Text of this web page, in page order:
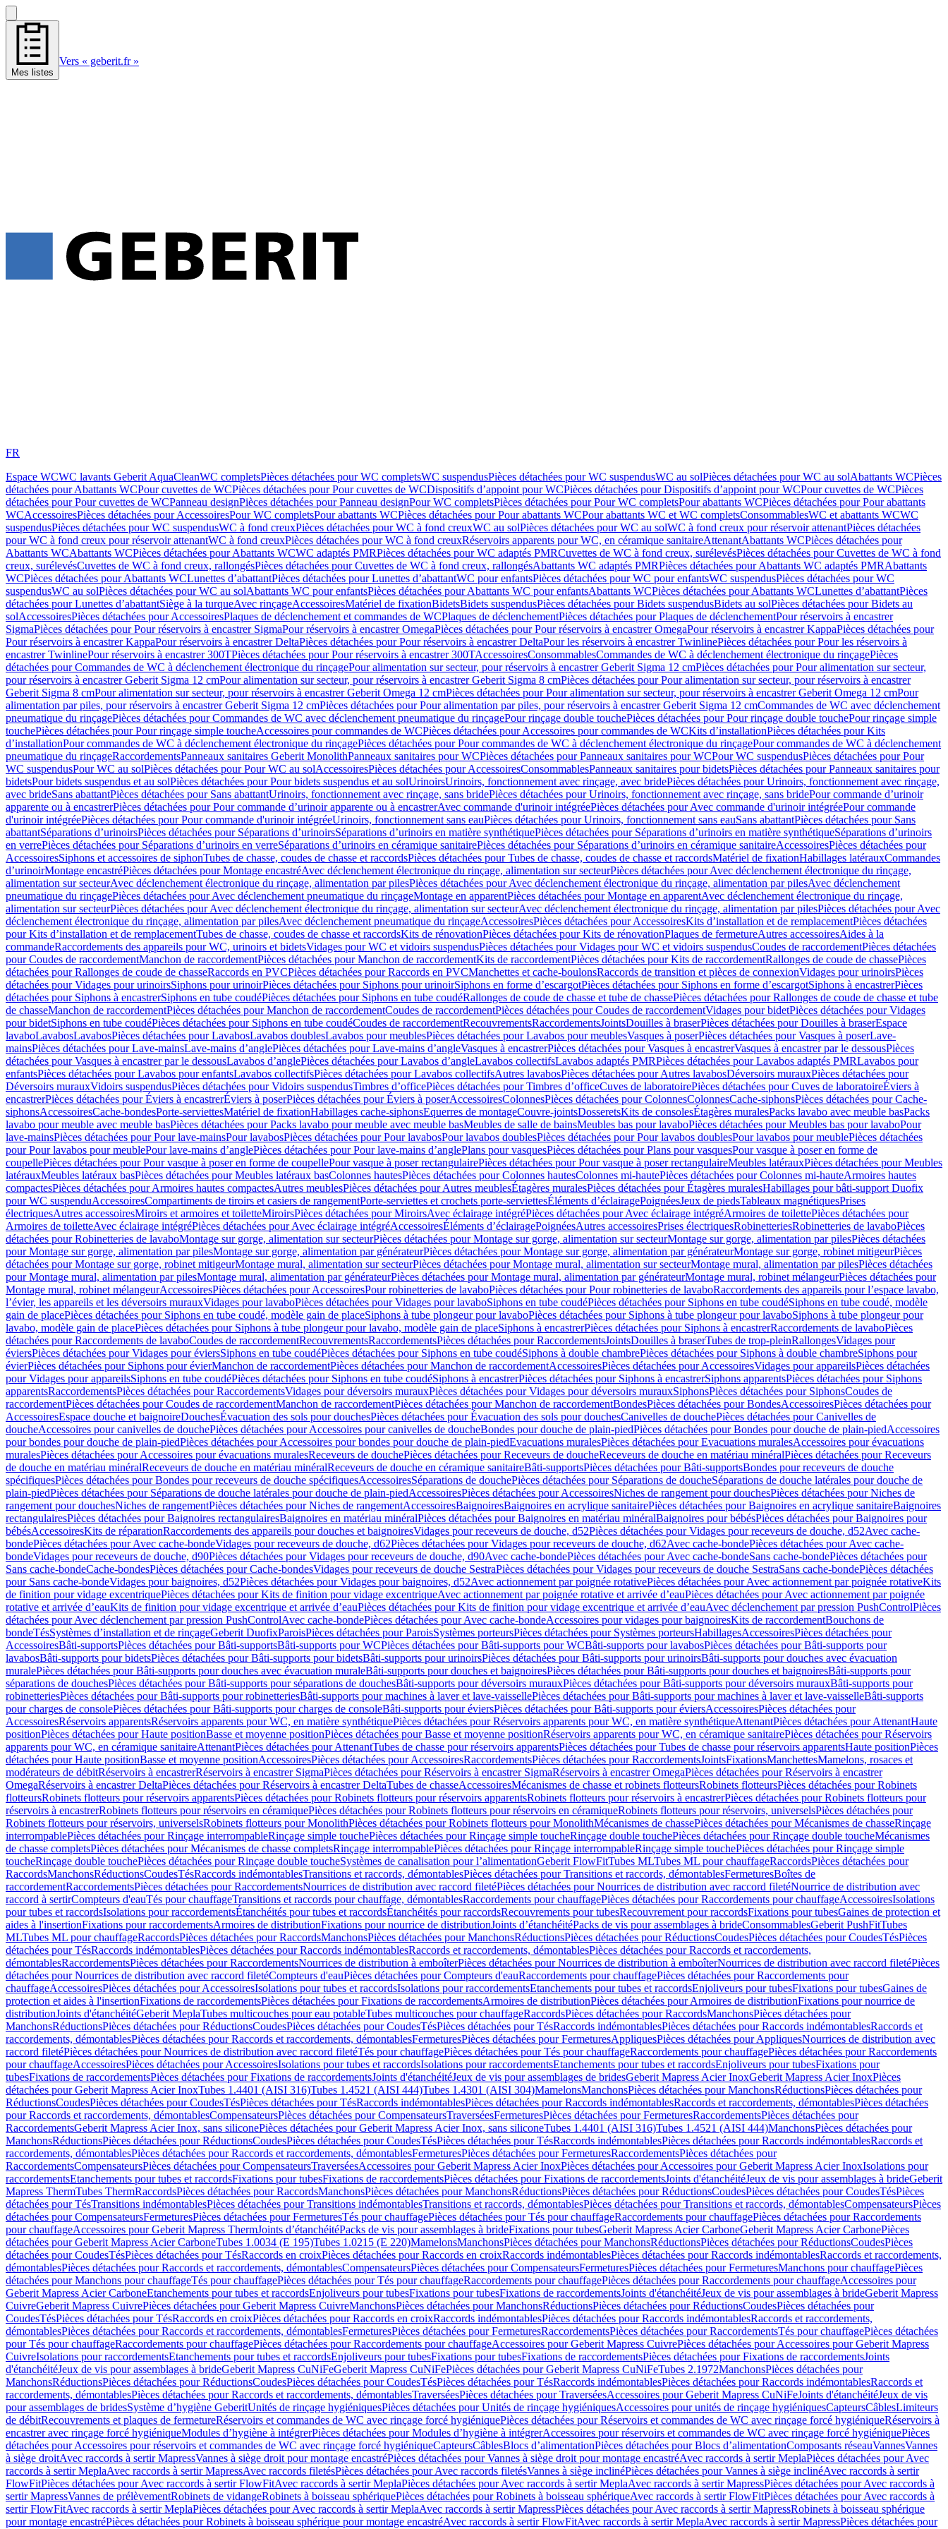
Mes listes
Vers « geberit.fr »
FR
Espace WCWC lavants Geberit AquaCleanWC completsPièces détachées pour WC completsWC suspendusPièces détachées pour WC suspendusWC au solPièces détachées pour WC au solAbattants WCPièces
détachées pour Abattants WCPour cuvettes de WCPièces détachées pour Pour cuvettes de WCDispositifs d’appoint pour WCPièces détachées pour Dispositifs d’appoint pour WCPour cuvettes de WCPièces
détachées pour Pour cuvettes de WCPanneau designPièces détachées pour Panneau designPour WC completsPièces détachées pour Pour WC completsPour abattants WCPièces détachées pour Pour abattants
WCAccessoiresPièces détachées pour AccessoiresPour WC completsPour abattants WCPièces détachées pour Pour abattants WCPour abattants WC et WC completsConsommablesWC et abattants WCWC
suspendusPièces détachées pour WC suspendusWC à fond creuxPièces détachées pour WC à fond creuxWC au solPièces détachées pour WC au solWC à fond creux pour réservoir attenantPièces détachées
pour WC à fond creux pour réservoir attenantWC à fond creuxPièces détachées pour WC à fond creuxRéservoirs apparents pour WC, en céramique sanitaireAttenantAbattants WCPièces détachées pour
Abattants WCAbattants WCPièces détachées pour Abattants WCWC adaptés PMRPièces détachées pour WC adaptés PMRCuvettes de WC à fond creux, surélevésPièces détachées pour Cuvettes de WC à fond
creux, surélevésCuvettes de WC à fond creux, rallongésPièces détachées pour Cuvettes de WC à fond creux, rallongésAbattants WC adaptés PMRPièces détachées pour Abattants WC adaptés PMRAbattants
WCPièces détachées pour Abattants WCLunettes d’abattantPièces détachées pour Lunettes d’abattantWC pour enfantsPièces détachées pour WC pour enfantsWC suspendusPièces détachées pour WC
suspendusWC au solPièces détachées pour WC au solAbattants WC pour enfantsPièces détachées pour Abattants WC pour enfantsAbattants WCPièces détachées pour Abattants WCLunettes d’abattantPièces
détachées pour Lunettes d’abattantSiège à la turqueAvec rinçageAccessoiresMatériel de fixationBidetsBidets suspendusPièces détachées pour Bidets suspendusBidets au solPièces détachées pour Bidets au
solAccessoiresPièces détachées pour AccessoiresPlaques de déclenchement et commandes de WCPlaques de déclenchementPièces détachées pour Plaques de déclenchementPour réservoirs à encastrer
SigmaPièces détachées pour Pour réservoirs à encastrer SigmaPour réservoirs à encastrer OmegaPièces détachées pour Pour réservoirs à encastrer OmegaPour réservoirs à encastrer KappaPièces détachées pour
Pour réservoirs à encastrer KappaPour réservoirs à encastrer DeltaPièces détachées pour Pour réservoirs à encastrer DeltaPour les réservoirs à encastrer TwinlinePièces détachées pour Pour les réservoirs à
encastrer TwinlinePour réservoirs à encastrer 300TPièces détachées pour Pour réservoirs à encastrer 300TAccessoiresConsommablesCommandes de WC à déclenchement électronique du rinçagePièces
détachées pour Commandes de WC à déclenchement électronique du rinçagePour alimentation sur secteur, pour réservoirs à encastrer Geberit Sigma 12 cmPièces détachées pour Pour alimentation sur secteur,
pour réservoirs à encastrer Geberit Sigma 12 cmPour alimentation sur secteur, pour réservoirs à encastrer Geberit Sigma 8 cmPièces détachées pour Pour alimentation sur secteur, pour réservoirs à encastrer
Geberit Sigma 8 cmPour alimentation sur secteur, pour réservoirs à encastrer Geberit Omega 12 cmPièces détachées pour Pour alimentation sur secteur, pour réservoirs à encastrer Geberit Omega 12 cmPour
alimentation par piles, pour réservoirs à encastrer Geberit Sigma 12 cmPièces détachées pour Pour alimentation par piles, pour réservoirs à encastrer Geberit Sigma 12 cmCommandes de WC avec déclenchement
pneumatique du rinçagePièces détachées pour Commandes de WC avec déclenchement pneumatique du rinçagePour rinçage double touchePièces détachées pour Pour rinçage double touchePour rinçage simple
touchePièces détachées pour Pour rinçage simple toucheAccessoires pour commandes de WCPièces détachées pour Accessoires pour commandes de WCKits d’installationPièces détachées pour Kits
d’installationPour commandes de WC à déclenchement électronique du rinçagePièces détachées pour Pour commandes de WC à déclenchement électronique du rinçagePour commandes de WC à déclenchement
pneumatique du rinçageRaccordementsPanneaux sanitaires Geberit MonolithPanneaux sanitaires pour WCPièces détachées pour Panneaux sanitaires pour WCPour WC suspendusPièces détachées pour Pour
WC suspendusPour WC au solPièces détachées pour Pour WC au solAccessoiresPièces détachées pour AccessoiresConsommablesPanneaux sanitaires pour bidetsPièces détachées pour Panneaux sanitaires pour
bidetsPour bidets suspendus et au solPièces détachées pour Pour bidets suspendus et au solUrinoirsUrinoirs, fonctionnement avec rinçage, avec bridePièces détachées pour Urinoirs, fonctionnement avec rinçage,
avec brideSans abattantPièces détachées pour Sans abattantUrinoirs, fonctionnement avec rinçage, sans bridePièces détachées pour Urinoirs, fonctionnement avec rinçage, sans bridePour commande d’urinoir
apparente ou à encastrerPièces détachées pour Pour commande d’urinoir apparente ou à encastrerAvec commande d'urinoir intégréePièces détachées pour Avec commande d'urinoir intégréePour commande
d'urinoir intégréePièces détachées pour Pour commande d'urinoir intégréeUrinoirs, fonctionnement sans eauPièces détachées pour Urinoirs, fonctionnement sans eauSans abattantPièces détachées pour Sans
abattantSéparations d’urinoirsPièces détachées pour Séparations d’urinoirsSéparations d’urinoirs en matière synthétiquePièces détachées pour Séparations d’urinoirs en matière synthétiqueSéparations d’urinoirs
en verrePièces détachées pour Séparations d’urinoirs en verreSéparations d’urinoirs en céramique sanitairePièces détachées pour Séparations d’urinoirs en céramique sanitaireAccessoiresPièces détachées pour
AccessoiresSiphons et accessoires de siphonTubes de chasse, coudes de chasse et raccordsPièces détachées pour Tubes de chasse, coudes de chasse et raccordsMatériel de fixationHabillages latérauxCommandes
dʼurinoirMontage encastréPièces détachées pour Montage encastréAvec déclenchement électronique du rinçage, alimentation sur secteurPièces détachées pour Avec déclenchement électronique du rinçage,
alimentation sur secteurAvec déclenchement électronique du rinçage, alimentation par pilesPièces détachées pour Avec déclenchement électronique du rinçage, alimentation par pilesAvec déclenchement
pneumatique du rinçagePièces détachées pour Avec déclenchement pneumatique du rinçageMontage en apparentPièces détachées pour Montage en apparentAvec déclenchement électronique du rinçage,
alimentation sur secteurPièces détachées pour Avec déclenchement électronique du rinçage, alimentation sur secteurAvec déclenchement électronique du rinçage, alimentation par pilesPièces détachées pour Avec
déclenchement électronique du rinçage, alimentation par pilesAvec déclenchement pneumatique du rinçageAccessoiresPièces détachées pour AccessoiresKits d’installation et de remplacementPièces détachées
pour Kits d’installation et de remplacementTubes de chasse, coudes de chasse et raccordsKits de rénovationPièces détachées pour Kits de rénovationPlaques de fermetureAutres accessoiresAides à la
commandeRaccordements des appareils pour WC, urinoirs et bidetsVidages pour WC et vidoirs suspendusPièces détachées pour Vidages pour WC et vidoirs suspendusCoudes de raccordementPièces détachées
pour Coudes de raccordementManchon de raccordementPièces détachées pour Manchon de raccordementKits de raccordementPièces détachées pour Kits de raccordementRallonges de coude de chassePièces
détachées pour Rallonges de coude de chasseRaccords en PVCPièces détachées pour Raccords en PVCManchettes et cache-boulonsRaccords de transition et pièces de connexionVidages pour urinoirsPièces
détachées pour Vidages pour urinoirsSiphons pour urinoirPièces détachées pour Siphons pour urinoirSiphons en forme d’escargotPièces détachées pour Siphons en forme d’escargotSiphons à encastrerPièces
détachées pour Siphons à encastrerSiphons en tube coudéPièces détachées pour Siphons en tube coudéRallonges de coude de chasse et tube de chassePièces détachées pour Rallonges de coude de chasse et tube
de chasseManchon de raccordementPièces détachées pour Manchon de raccordementCoudes de raccordementPièces détachées pour Coudes de raccordementVidages pour bidetPièces détachées pour Vidages
pour bidetSiphons en tube coudéPièces détachées pour Siphons en tube coudéCoudes de raccordementRecouvrementsRaccordementsJointsDouilles à braserPièces détachées pour Douilles à braserEspace
lavaboLavabosLavabosPièces détachées pour LavabosLavabos doublesLavabos pour meublesPièces détachées pour Lavabos pour meublesVasques à poserPièces détachées pour Vasques à poserLave-
mainsPièces détachées pour Lave-mainsLave-mains d’anglePièces détachées pour Lave-mains d’angleVasques à encastrerPièces détachées pour Vasques à encastrerVasques à encastrer par le dessousPièces
détachées pour Vasques à encastrer par le dessousLavabos d’anglePièces détachées pour Lavabos d’angleLavabos collectifsLavabos adaptés PMRPièces détachées pour Lavabos adaptés PMRLavabos pour
enfantsPièces détachées pour Lavabos pour enfantsLavabos collectifsPièces détachées pour Lavabos collectifsAutres lavabosPièces détachées pour Autres lavabosDéversoirs murauxPièces détachées pour
Déversoirs murauxVidoirs suspendusPièces détachées pour Vidoirs suspendusTimbres dʼofficePièces détachées pour Timbres dʼofficeCuves de laboratoirePièces détachées pour Cuves de laboratoireÉviers à
encastrerPièces détachées pour Éviers à encastrerÉviers à poserPièces détachées pour Éviers à poserAccessoiresColonnesPièces détachées pour ColonnesColonnesCache-siphonsPièces détachées pour Cache-
siphonsAccessoiresCache-bondesPorte-serviettesMatériel de fixationHabillages cache-siphonsEquerres de montageCouvre-jointsDosseretsKits de consolesÉtagères muralesPacks lavabo avec meuble basPacks
lavabo pour meuble avec meuble basPièces détachées pour Packs lavabo pour meuble avec meuble basMeubles de salle de bainsMeubles bas pour lavaboPièces détachées pour Meubles bas pour lavaboPour
lave-mainsPièces détachées pour Pour lave-mainsPour lavabosPièces détachées pour Pour lavabosPour lavabos doublesPièces détachées pour Pour lavabos doublesPour lavabos pour meublePièces détachées
pour Pour lavabos pour meublePour lave-mains d’anglePièces détachées pour Pour lave-mains d’anglePlans pour vasquesPièces détachées pour Plans pour vasquesPour vasque à poser en forme de
coupellePièces détachées pour Pour vasque à poser en forme de coupellePour vasque à poser rectangulairePièces détachées pour Pour vasque à poser rectangulaireMeubles latérauxPièces détachées pour Meubles
latérauxMeubles latéraux basPièces détachées pour Meubles latéraux basColonnes hautesPièces détachées pour Colonnes hautesColonnes mi-hautePièces détachées pour Colonnes mi-hauteArmoires hautes
compactesPièces détachées pour Armoires hautes compactesAutres meublesPièces détachées pour Autres meublesÉtagères muralesPièces détachées pour Étagères muralesHabillages pour bâti-support Duofix
pour WC suspenduAccessoiresCompartiments de tiroirs et casiers de rangementPorte-serviettes et crochets porte-serviettesÉléments d’éclairagePoignéesJeux de piedsTableaux magnétiquesPrises
électriquesAutres accessoiresMiroirs et armoires et toiletteMiroirsPièces détachées pour MiroirsAvec éclairage intégréPièces détachées pour Avec éclairage intégréArmoires de toilettePièces détachées pour
Armoires de toiletteAvec éclairage intégréPièces détachées pour Avec éclairage intégréAccessoiresÉléments d’éclairagePoignéesAutres accessoiresPrises électriquesRobinetteriesRobinetteries de lavaboPièces
détachées pour Robinetteries de lavaboMontage sur gorge, alimentation sur secteurPièces détachées pour Montage sur gorge, alimentation sur secteurMontage sur gorge, alimentation par pilesPièces détachées
pour Montage sur gorge, alimentation par pilesMontage sur gorge, alimentation par générateurPièces détachées pour Montage sur gorge, alimentation par générateurMontage sur gorge, robinet mitigeurPièces
détachées pour Montage sur gorge, robinet mitigeurMontage mural, alimentation sur secteurPièces détachées pour Montage mural, alimentation sur secteurMontage mural, alimentation par pilesPièces détachées
pour Montage mural, alimentation par pilesMontage mural, alimentation par générateurPièces détachées pour Montage mural, alimentation par générateurMontage mural, robinet mélangeurPièces détachées pour
Montage mural, robinet mélangeurAccessoiresPièces détachées pour AccessoiresPour robinetteries de lavaboPièces détachées pour Pour robinetteries de lavaboRaccordements des appareils pour l’espace lavabo,
l’évier, les appareils et les déversoirs murauxVidages pour lavaboPièces détachées pour Vidages pour lavaboSiphons en tube coudéPièces détachées pour Siphons en tube coudéSiphons en tube coudé, modèle
gain de placePièces détachées pour Siphons en tube coudé, modèle gain de placeSiphons à tube plongeur pour lavaboPièces détachées pour Siphons à tube plongeur pour lavaboSiphons à tube plongeur pour
lavabo, modèle gain de placePièces détachées pour Siphons à tube plongeur pour lavabo, modèle gain de placeSiphons à encastrerPièces détachées pour Siphons à encastrerRaccordements de lavaboPièces
détachées pour Raccordements de lavaboCoudes de raccordementRecouvrementsRaccordementsPièces détachées pour RaccordementsJointsDouilles à braserTubes de trop-pleinRallongesVidages pour
éviersPièces détachées pour Vidages pour éviersSiphons en tube coudéPièces détachées pour Siphons en tube coudéSiphons à double chambrePièces détachées pour Siphons à double chambreSiphons pour
évierPièces détachées pour Siphons pour évierManchon de raccordementPièces détachées pour Manchon de raccordementAccessoiresPièces détachées pour AccessoiresVidages pour appareilsPièces détachées
pour Vidages pour appareilsSiphons en tube coudéPièces détachées pour Siphons en tube coudéSiphons à encastrerPièces détachées pour Siphons à encastrerSiphons apparentsPièces détachées pour Siphons
apparentsRaccordementsPièces détachées pour RaccordementsVidages pour déversoirs murauxPièces détachées pour Vidages pour déversoirs murauxSiphonsPièces détachées pour SiphonsCoudes de
raccordementPièces détachées pour Coudes de raccordementManchon de raccordementPièces détachées pour Manchon de raccordementBondesPièces détachées pour BondesAccessoiresPièces détachées pour
AccessoiresEspace douche et baignoireDouchesÉvacuation des sols pour douchesPièces détachées pour Évacuation des sols pour douchesCanivelles de douchePièces détachées pour Canivelles de
doucheAccessoires pour canivelles de douchePièces détachées pour Accessoires pour canivelles de doucheBondes pour douche de plain-piedPièces détachées pour Bondes pour douche de plain-piedAccessoires
pour bondes pour douche de plain-piedPièces détachées pour Accessoires pour bondes pour douche de plain-piedEvacuations muralesPièces détachées pour Evacuations muralesAccessoires pour évacuations
muralesPièces détachées pour Accessoires pour évacuations muralesReceveurs de douchePièces détachées pour Receveurs de doucheReceveurs de douche en matériau minéralPièces détachées pour Receveurs
de douche en matériau minéralReceveurs de douche en matériau minéralReceveurs de douche en céramique sanitaireBâti-supportsPièces détachées pour Bâti-supportsBondes pour receveurs de douche
spécifiquesPièces détachées pour Bondes pour receveurs de douche spécifiquesAccessoiresSéparations de douchePièces détachées pour Séparations de doucheSéparations de douche latérales pour douche de
plain-piedPièces détachées pour Séparations de douche latérales pour douche de plain-piedAccessoiresPièces détachées pour AccessoiresNiches de rangement pour douchesPièces détachées pour Niches de
rangement pour douchesNiches de rangementPièces détachées pour Niches de rangementAccessoiresBaignoiresBaignoires en acrylique sanitairePièces détachées pour Baignoires en acrylique sanitaireBaignoires
rectangulairesPièces détachées pour Baignoires rectangulairesBaignoires en matériau minéralPièces détachées pour Baignoires en matériau minéralBaignoires pour bébésPièces détachées pour Baignoires pour
bébésAccessoiresKits de réparationRaccordements des appareils pour douches et baignoiresVidages pour receveurs de douche, d52Pièces détachées pour Vidages pour receveurs de douche, d52Avec cache-
bondePièces détachées pour Avec cache-bondeVidages pour receveurs de douche, d62Pièces détachées pour Vidages pour receveurs de douche, d62Avec cache-bondePièces détachées pour Avec cache-
bondeVidages pour receveurs de douche, d90Pièces détachées pour Vidages pour receveurs de douche, d90Avec cache-bondePièces détachées pour Avec cache-bondeSans cache-bondePièces détachées pour
Sans cache-bondeCache-bondesPièces détachées pour Cache-bondesVidages pour receveurs de douche SestraPièces détachées pour Vidages pour receveurs de douche SestraSans cache-bondePièces détachées
pour Sans cache-bondeVidages pour baignoires, d52Pièces détachées pour Vidages pour baignoires, d52Avec actionnement par poignée rotativePièces détachées pour Avec actionnement par poignée rotativeKits
de finition pour vidage excentriquePièces détachées pour Kits de finition pour vidage excentriqueAvec actionnement par poignée rotative et arrivée d’eauPièces détachées pour Avec actionnement par poignée
rotative et arrivée d’eauKits de finition pour vidage excentrique et arrivée d’eauPièces détachées pour Kits de finition pour vidage excentrique et arrivée d’eauAvec déclenchement par pression PushControlPièces
détachées pour Avec déclenchement par pression PushControlAvec cache-bondePièces détachées pour Avec cache-bondeAccessoires pour vidages pour baignoiresKits de raccordementBouchons de
bondeTésSystèmes d’installation et de rinçageGeberit DuofixParoisPièces détachées pour ParoisSystèmes porteursPièces détachées pour Systèmes porteursHabillagesAccessoiresPièces détachées pour
AccessoiresBâti-supportsPièces détachées pour Bâti-supportsBâti-supports pour WCPièces détachées pour Bâti-supports pour WCBâti-supports pour lavabosPièces détachées pour Bâti-supports pour
lavabosBâti-supports pour bidetsPièces détachées pour Bâti-supports pour bidetsBâti-supports pour urinoirsPièces détachées pour Bâti-supports pour urinoirsBâti-supports pour douches avec évacuation
muralePièces détachées pour Bâti-supports pour douches avec évacuation muraleBâti-supports pour douches et baignoiresPièces détachées pour Bâti-supports pour douches et baignoiresBâti-supports pour
séparations de douchesPièces détachées pour Bâti-supports pour séparations de douchesBâti-supports pour déversoirs murauxPièces détachées pour Bâti-supports pour déversoirs murauxBâti-supports pour
robinetteriesPièces détachées pour Bâti-supports pour robinetteriesBâti-supports pour machines à laver et lave-vaissellePièces détachées pour Bâti-supports pour machines à laver et lave-vaisselleBâti-supports
pour charges de consolePièces détachées pour Bâti-supports pour charges de consoleBâti-supports pour éviersPièces détachées pour Bâti-supports pour éviersAccessoiresPièces détachées pour
AccessoiresRéservoirs apparentsRéservoirs apparents pour WC, en matière synthétiquePièces détachées pour Réservoirs apparents pour WC, en matière synthétiqueAttenantPièces détachées pour AttenantHaute
positionPièces détachées pour Haute positionBasse et moyenne positionPièces détachées pour Basse et moyenne positionRéservoirs apparents pour WC, en céramique sanitairePièces détachées pour Réservoirs
apparents pour WC, en céramique sanitaireAttenantPièces détachées pour AttenantTubes de chasse pour réservoirs apparentsPièces détachées pour Tubes de chasse pour réservoirs apparentsHaute positionPièces
détachées pour Haute positionBasse et moyenne positionAccessoiresPièces détachées pour AccessoiresRaccordementsPièces détachées pour RaccordementsJointsFixationsManchettesMamelons, rosaces et
modérateurs de débitRéservoirs à encastrerRéservoirs à encastrer SigmaPièces détachées pour Réservoirs à encastrer SigmaRéservoirs à encastrer OmegaPièces détachées pour Réservoirs à encastrer
OmegaRéservoirs à encastrer DeltaPièces détachées pour Réservoirs à encastrer DeltaTubes de chasseAccessoiresMécanismes de chasse et robinets flotteursRobinets flotteursPièces détachées pour Robinets
flotteursRobinets flotteurs pour réservoirs apparentsPièces détachées pour Robinets flotteurs pour réservoirs apparentsRobinets flotteurs pour réservoirs à encastrerPièces détachées pour Robinets flotteurs pour
réservoirs à encastrerRobinets flotteurs pour réservoirs en céramiquePièces détachées pour Robinets flotteurs pour réservoirs en céramiqueRobinets flotteurs pour réservoirs, universelsPièces détachées pour
Robinets flotteurs pour réservoirs, universelsRobinets flotteurs pour MonolithPièces détachées pour Robinets flotteurs pour MonolithMécanismes de chassePièces détachées pour Mécanismes de chasseRinçage
interrompablePièces détachées pour Rinçage interrompableRinçage simple touchePièces détachées pour Rinçage simple toucheRinçage double touchePièces détachées pour Rinçage double toucheMécanismes
de chasse completsPièces détachées pour Mécanismes de chasse completsRinçage interrompablePièces détachées pour Rinçage interrompableRinçage simple touchePièces détachées pour Rinçage simple
toucheRinçage double touchePièces détachées pour Rinçage double toucheSystèmes de canalisation pour l’alimentationGeberit FlowFitTubes MLTubes ML pour chauffageRaccordsPièces détachées pour
RaccordsManchonsRéductionsCoudesTésRaccords indémontablesTransitions et raccords, démontablesPièces détachées pour Transitions et raccords, démontablesFermeturesBoîtes de
raccordementRaccordementsPièces détachées pour RaccordementsNourrices de distribution avec raccord filetéPièces détachées pour Nourrices de distribution avec raccord filetéNourrice de distribution avec
raccord à sertirCompteurs d'eauTés pour chauffageTransitions et raccords pour chauffage, démontablesRaccordements pour chauffagePièces détachées pour Raccordements pour chauffageAccessoiresIsolations
pour tubes et raccordsIsolations pour raccordementsÉtanchéités pour tubes et raccordsÉtanchéités pour raccordsRecouvrements pour tubesRecouvrement pour raccordsFixations pour tubesGaines de protection et
aides à l'insertionFixations pour raccordementsArmoires de distributionFixations pour nourrice de distributionJoints d’étanchéitéPacks de vis pour assemblages à brideConsommablesGeberit PushFitTubes
MLTubes ML pour chauffageRaccordsPièces détachées pour RaccordsManchonsPièces détachées pour ManchonsRéductionsPièces détachées pour RéductionsCoudesPièces détachées pour CoudesTésPièces
détachées pour TésRaccords indémontablesPièces détachées pour Raccords indémontablesRaccords et raccordements, démontablesPièces détachées pour Raccords et raccordements,
démontablesRaccordementsPièces détachées pour RaccordementsNourrices de distribution à emboîterPièces détachées pour Nourrices de distribution à emboîterNourrices de distribution avec raccord filetéPièces
détachées pour Nourrices de distribution avec raccord filetéCompteurs d'eauPièces détachées pour Compteurs d'eauRaccordements pour chauffagePièces détachées pour Raccordements pour
chauffageAccessoiresPièces détachées pour AccessoiresIsolations pour tubes et raccordsIsolations pour raccordementsEtanchements pour tubes et raccordsEnjoliveurs pour tubesFixations pour tubesGaines de
protection et aides à l'insertionFixations de raccordementsPièces détachées pour Fixations de raccordementsArmoires de distributionPièces détachées pour Armoires de distributionFixations pour nourrice de
distributionJoints d'étanchéitéGeberit MeplaTubes multicouches pour eau potableTubes multicouches pour chauffageRaccordsPièces détachées pour RaccordsManchonsPièces détachées pour
ManchonsRéductionsPièces détachées pour RéductionsCoudesPièces détachées pour CoudesTésPièces détachées pour TésRaccords indémontablesPièces détachées pour Raccords indémontablesRaccords et
raccordements, démontablesPièces détachées pour Raccords et raccordements, démontablesFermeturesPièces détachées pour FermeturesAppliquesPièces détachées pour AppliquesNourrices de distribution avec
raccord filetéPièces détachées pour Nourrices de distribution avec raccord filetéTés pour chauffagePièces détachées pour Tés pour chauffageRaccordements pour chauffagePièces détachées pour Raccordements
pour chauffageAccessoiresPièces détachées pour AccessoiresIsolations pour tubes et raccordsIsolations pour raccordementsEtanchements pour tubes et raccordsEnjoliveurs pour tubesFixations pour
tubesFixations de raccordementsPièces détachées pour Fixations de raccordementsJoints d'étanchéitéJeux de vis pour assemblages de bridesGeberit Mapress Acier InoxGeberit Mapress Acier InoxPièces
détachées pour Geberit Mapress Acier InoxTubes 1.4401 (AISI 316)Tubes 1.4521 (AISI 444)Tubes 1.4301 (AISI 304)MamelonsManchonsPièces détachées pour ManchonsRéductionsPièces détachées pour
RéductionsCoudesPièces détachées pour CoudesTésPièces détachées pour TésRaccords indémontablesPièces détachées pour Raccords indémontablesRaccords et raccordements, démontablesPièces détachées
pour Raccords et raccordements, démontablesCompensateursPièces détachées pour CompensateursTraverséesFermeturesPièces détachées pour FermeturesRaccordementsPièces détachées pour
RaccordementsGeberit Mapress Acier Inox, sans siliconePièces détachées pour Geberit Mapress Acier Inox, sans siliconeTubes 1.4401 (AISI 316)Tubes 1.4521 (AISI 444)ManchonsPièces détachées pour
ManchonsRéductionsPièces détachées pour RéductionsCoudesPièces détachées pour CoudesTésPièces détachées pour TésRaccords indémontablesPièces détachées pour Raccords indémontablesRaccords et
raccordements, démontablesPièces détachées pour Raccords et raccordements, démontablesFermeturesPièces détachées pour FermeturesRaccordementsPièces détachées pour
RaccordementsCompensateursPièces détachées pour CompensateursTraverséesAccessoires pour Geberit Mapress Acier InoxPièces détachées pour Accessoires pour Geberit Mapress Acier InoxIsolations pour
raccordementsEtanchements pour tubes et raccordsFixations pour tubesFixations de raccordementsPièces détachées pour Fixations de raccordementsJoints d'étanchéitéJeux de vis pour assemblages à brideGeberit
Mapress ThermTubes ThermRaccordsPièces détachées pour RaccordsManchonsPièces détachées pour ManchonsRéductionsPièces détachées pour RéductionsCoudesPièces détachées pour CoudesTésPièces
détachées pour TésTransitions indémontablesPièces détachées pour Transitions indémontablesTransitions et raccords, démontablesPièces détachées pour Transitions et raccords, démontablesCompensateursPièces
détachées pour CompensateursFermeturesPièces détachées pour FermeturesTés pour chauffagePièces détachées pour Tés pour chauffageRaccordements pour chauffagePièces détachées pour Raccordements
pour chauffageAccessoires pour Geberit Mapress ThermJoints d’étanchéitéPacks de vis pour assemblages à brideFixations pour tubesGeberit Mapress Acier CarboneGeberit Mapress Acier CarbonePièces
détachées pour Geberit Mapress Acier CarboneTubes 1.0034 (E 195)Tubes 1.0215 (E 220)MamelonsManchonsPièces détachées pour ManchonsRéductionsPièces détachées pour RéductionsCoudesPièces
détachées pour CoudesTésPièces détachées pour TésRaccords en croixPièces détachées pour Raccords en croixRaccords indémontablesPièces détachées pour Raccords indémontablesRaccords et raccordements,
démontablesPièces détachées pour Raccords et raccordements, démontablesCompensateursPièces détachées pour CompensateursFermeturesPièces détachées pour FermeturesManchons pour chauffagePièces
détachées pour Manchons pour chauffageTés pour chauffagePièces détachées pour Tés pour chauffageRaccordements pour chauffagePièces détachées pour Raccordements pour chauffageAccessoires pour
Geberit Mapress Acier CarboneEtanchements pour tubes et raccordsEnjoliveurs pour tubesFixations pour tubesFixations de raccordementsJoints d'étanchéitéJeux de vis pour assemblages à brideGeberit Mapress
CuivreGeberit Mapress CuivrePièces détachées pour Geberit Mapress CuivreManchonsPièces détachées pour ManchonsRéductionsPièces détachées pour RéductionsCoudesPièces détachées pour
CoudesTésPièces détachées pour TésRaccords en croixPièces détachées pour Raccords en croixRaccords indémontablesPièces détachées pour Raccords indémontablesRaccords et raccordements,
démontablesPièces détachées pour Raccords et raccordements, démontablesFermeturesPièces détachées pour FermeturesRaccordementsPièces détachées pour RaccordementsTés pour chauffagePièces détachées
pour Tés pour chauffageRaccordements pour chauffagePièces détachées pour Raccordements pour chauffageAccessoires pour Geberit Mapress CuivrePièces détachées pour Accessoires pour Geberit Mapress
CuivreIsolations pour raccordementsEtanchements pour tubes et raccordsEnjoliveurs pour tubesFixations pour tubesFixations de raccordementsPièces détachées pour Fixations de raccordementsJoints
d'étanchéitéJeux de vis pour assemblages à brideGeberit Mapress CuNiFeGeberit Mapress CuNiFePièces détachées pour Geberit Mapress CuNiFeTubes 2.1972ManchonsPièces détachées pour
ManchonsRéductionsPièces détachées pour RéductionsCoudesPièces détachées pour CoudesTésPièces détachées pour TésRaccords indémontablesPièces détachées pour Raccords indémontablesRaccords et
raccordements, démontablesPièces détachées pour Raccords et raccordements, démontablesTraverséesPièces détachées pour TraverséesAccessoires pour Geberit Mapress CuNiFeJoints d'étanchéitéJeux de vis
pour assemblages de bridesSystème d’hygiène GeberitUnités de rinçage hygiéniquesPièces détachées pour Unités de rinçage hygiéniquesAccessoires pour unités de rinçage hygiéniquesCapteursCâblesLimiteurs
de débitRecouvrements et plaques de fermetureRéservoirs et commandes de WC avec rinçage forcé hygiéniquePièces détachées pour Réservoirs et commandes de WC avec rinçage forcé hygiéniqueRéservoirs à
encastrer avec rinçage forcé hygiéniqueModules d’hygiène à intégrerPièces détachées pour Modules d’hygiène à intégrerAccessoires pour réservoirs et commandes de WC avec rinçage forcé hygiéniquePièces
détachées pour Accessoires pour réservoirs et commandes de WC avec rinçage forcé hygiéniqueCapteursCâblesBlocs d’alimentationPièces détachées pour Blocs d’alimentationComposants réseauVannesVannes
à siège droitAvec raccords à sertir MapressVannes à siège droit pour montage encastréPièces détachées pour Vannes à siège droit pour montage encastréAvec raccords à sertir MeplaPièces détachées pour Avec
raccords à sertir MeplaAvec raccords à sertir MapressAvec raccords filetésPièces détachées pour Avec raccords filetésVannes à siège inclinéPièces détachées pour Vannes à siège inclinéAvec raccords à sertir
FlowFitPièces détachées pour Avec raccords à sertir FlowFitAvec raccords à sertir MeplaPièces détachées pour Avec raccords à sertir MeplaAvec raccords à sertir MapressPièces détachées pour Avec raccords à
sertir MapressVannes de prélèvementRobinets de vidangeRobinets à boisseau sphériquePièces détachées pour Robinets à boisseau sphériqueAvec raccords à sertir FlowFitPièces détachées pour Avec raccords à
sertir FlowFitAvec raccords à sertir MeplaPièces détachées pour Avec raccords à sertir MeplaAvec raccords à sertir MapressPièces détachées pour Avec raccords à sertir MapressRobinets à boisseau sphérique
pour montage encastréPièces détachées pour Robinets à boisseau sphérique pour montage encastréAvec raccords à sertir FlowFitAvec raccords à sertir MeplaAvec raccords à sertir MapressPièces détachées pour